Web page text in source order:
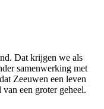
Dat krijgen we als
samenwerking met
Zeeuwen een leven
een groter geheel.